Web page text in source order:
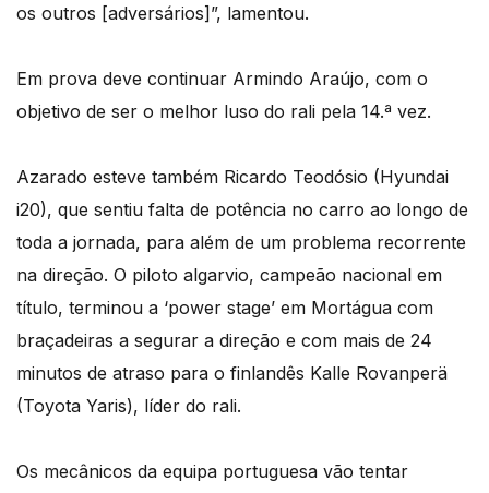
os outros [adversários]”, lamentou.
Em prova deve continuar Armindo Araújo, com o
objetivo de ser o melhor luso do rali pela 14.ª vez.
Azarado esteve também Ricardo Teodósio (Hyundai
i20), que sentiu falta de potência no carro ao longo de
toda a jornada, para além de um problema recorrente
na direção. O piloto algarvio, campeão nacional em
título, terminou a ‘power stage’ em Mortágua com
braçadeiras a segurar a direção e com mais de 24
minutos de atraso para o finlandês Kalle Rovanperä
(Toyota Yaris), líder do rali.
Os mecânicos da equipa portuguesa vão tentar